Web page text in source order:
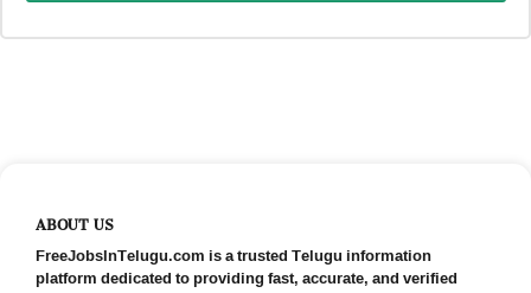
ABOUT US
FreeJobsInTelugu.com is a trusted Telugu information
platform dedicated to providing fast, accurate, and verified